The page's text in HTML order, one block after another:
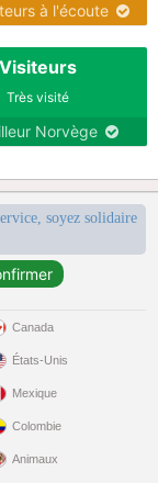
à l'écoute
Visiteurs
Très visité
Norvège
soyez solidaire
Canada
États-Unis
Mexique
Colombie
Animaux